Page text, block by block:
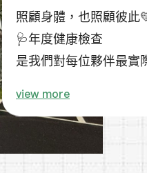
照顧身體，也照顧彼此
🩺年度健康檢查
是我們對每位夥伴最實
view more